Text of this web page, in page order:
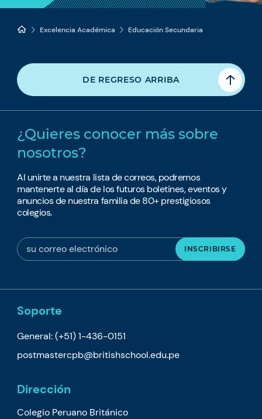
Excelencia Académica Educación Secundaria
DE REGRESO ARRIBA
¿Quieres conocer más sobre
nosotros?
Al unirte a nuestra lista de correos, podremos
mantenerte al día de los futuros boletines, eventos y
anuncios de nuestra familia de 80+ prestigiosos
colegios.
Soporte
General:(+51) 1-436-0151
postmastercpb@britishschool.edu.pe
Dirección
Colegio Peruano Británico